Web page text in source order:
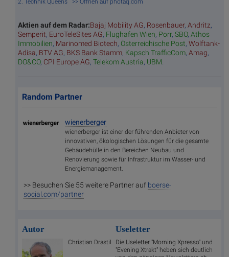
Aktien auf dem Radar:Bajaj Mobility AG, Rosenbauer, Andritz,
Semperit, EuroTeleSites AG, Flughafen Wien, Porr, SBO, Athos
Immobilien, Marinomed Biotech, Österreichische Post, Wolftank-
Adisa, BTV AG, BKS Bank Stamm, Kapsch TrafficCom, Amag,
DO&CO, CPI Europe AG, Telekom Austria, UBM
Random Partner
wienerberger
wienerberger ist einer der führenden Anbieter von
innovativen, ökologischen Lösungen für die gesamte
Gebäudehülle in den Bereichen Neubau und
Renovierung sowie für Infrastruktur im Wasser- und
Energiemanagement.
>> Besuchen Sie 55 weitere Partner auf boerse-
social.com/partner
Autor
Christian Drastil
Useletter
Die Useletter "Morning Xpresso" und
"Evening Xtrakt" heben sich deutlich